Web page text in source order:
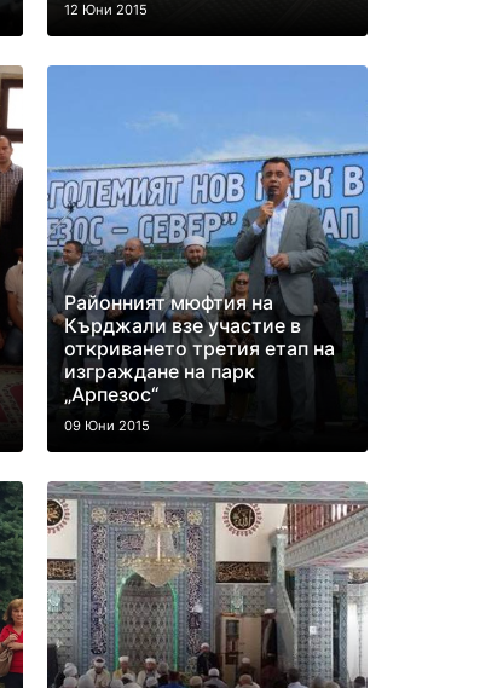
12 Юни 2015
Районният мюфтия на
Кърджали взе участие в
откриването третия етап на
изграждане на парк
„Арпезос“
09 Юни 2015